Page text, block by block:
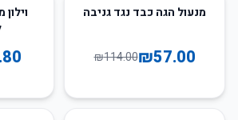
50%מנעול הגה כבד נגד גניבה
₪57.00
₪114.00
18